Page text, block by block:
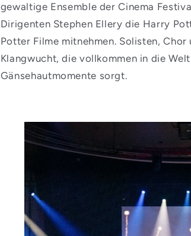
gewaltige Ensemble der Cinema
Dirigenten Stephen Ellery die Harry
Potter Filme mitnehmen. Solisten,
Klangwucht, die vollkommen in die
Gänsehautmomente sorgt.